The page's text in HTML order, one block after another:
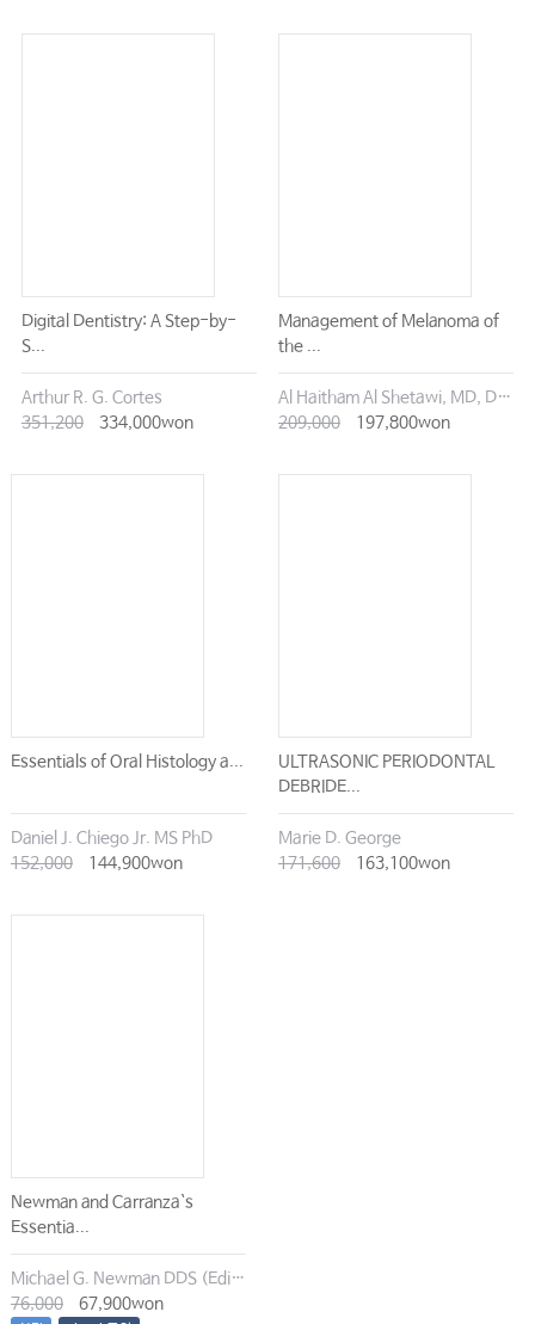
Digital Dentistry: A Step-by-
S...
Arthur R. G. Cortes
351,200
334,000won
Management of Melanoma of
the ...
Al Haitham Al Shetawi, MD, DMD
209,000
197,800won
Essentials of Oral Histology a...
Daniel J. Chiego Jr. MS PhD
152,000
144,900won
ULTRASONIC PERIODONTAL
DEBRIDE...
Marie D. George
171,600
163,100won
Newman and Carranza`s
Essentia...
Michael G. Newman DDS (Editor), Irina Dragan (Editor), Satheesh Elangovan BDS DSc DMSc (Editor), Archana K. Karan (Editor)
76,000
67,900won